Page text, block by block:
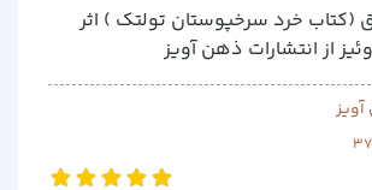
(کتاب خرد سرخپوستان تولتک ) اثر
از انتشارات ذهن آویز